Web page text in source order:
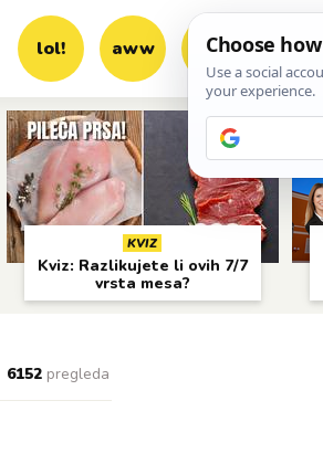
lol! aww vrh! woot?!
KVIZ
Kviz: Razlikujete li ovih 7/7
vrsta mesa?
6152pregleda